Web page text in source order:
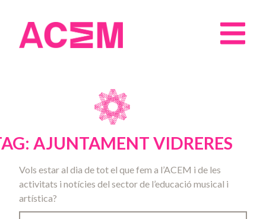
AJUNTAMENT VIDRERES
Vols estar al dia de tot el que fem a l’ACEM i de les
activitats i notícies del sector de l’educació musical i
artística?